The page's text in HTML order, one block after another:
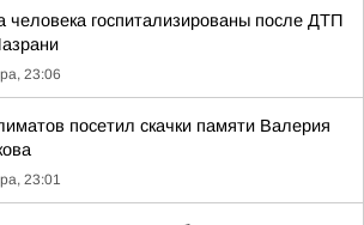
человека госпитализированы после ДТП
23:06
посетил скачки памяти Валерия
23:01